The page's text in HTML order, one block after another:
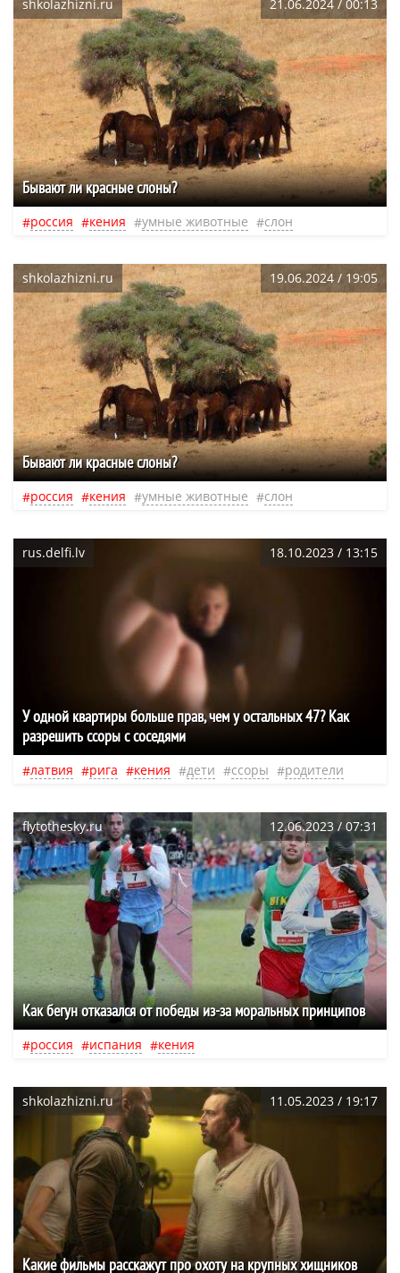
shkolazhizni.ru 21.06.2024 / 00:13
Бывают ли красные слоны?
россия кения умные животные слон
shkolazhizni.ru 19.06.2024 / 19:05
Бывают ли красные слоны?
россия кения умные животные слон
rus.delfi.lv 18.10.2023 / 13:15
У одной квартиры больше прав, чем у остальных 47? Как
разрешить ссоры с соседями
латвия рига кения дети ссоры родители
flytothesky.ru 12.06.2023 / 07:31
Как бегун отказался от победы из-за моральных принципов
россия испания кения
shkolazhizni.ru 11.05.2023 / 19:17
Какие фильмы расскажут про охоту на крупных хищников